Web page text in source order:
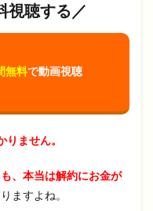
視聴する／
無料で動画視聴
ません。
、本当は解約にお金が
ますよね。